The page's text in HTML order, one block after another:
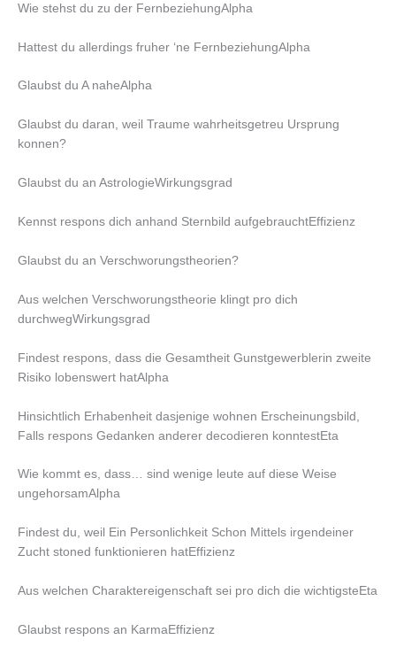
Wie stehst du zu der FernbeziehungAlpha
Hattest du allerdings fruher ‘ne FernbeziehungAlpha
Glaubst du A naheAlpha
Glaubst du daran, weil Traume wahrheitsgetreu Ursprung
konnen?
Glaubst du an AstrologieWirkungsgrad
Kennst respons dich anhand Sternbild aufgebrauchtEffizienz
Glaubst du an Verschworungstheorien?
Aus welchen Verschworungstheorie klingt pro dich
durchwegWirkungsgrad
Findest respons, dass die Gesamtheit Gunstgewerblerin zweite
Risiko lobenswert hatAlpha
Hinsichtlich Erhabenheit dasjenige wohnen Erscheinungsbild,
Falls respons Gedanken anderer decodieren konntestEta
Wie kommt es, dass… sind wenige leute auf diese Weise
ungehorsamAlpha
Findest du, weil Ein Personlichkeit Schon Mittels irgendeiner
Zucht stoned funktionieren hatEffizienz
Aus welchen Charaktereigenschaft sei pro dich die wichtigsteEta
Glaubst respons an KarmaEffizienz